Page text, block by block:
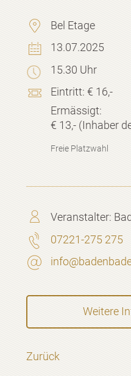
Bel Etage
13.07.2025
15.30 Uhr
Eintritt: € 16,-
Ermässigt:
€ 13,- (Inhaber
Freie Platzwahl
Veranstalter:
07221-275 275
Weitere
Zurück